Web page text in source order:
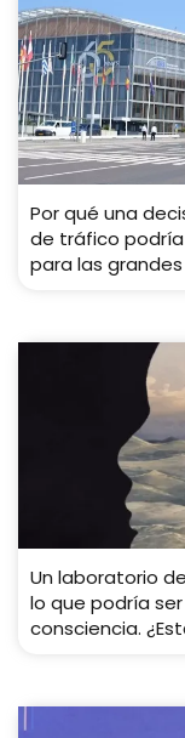
Por qué una
de tráfico
para las
Un laboratorio
lo que podría
consciencia.